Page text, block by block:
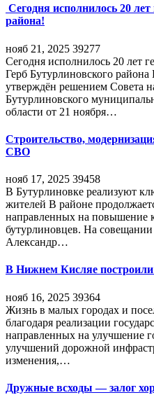
Сегодня исполнилось 20
района!
нояб 21, 2025 39277
Сегодня исполнилось 20 лет
Герб Бутурлиновского
утверждён решением Совета
Бутурлиновского
области от 21 ноября…
Строительство,
СВО
нояб 17, 2025 39458
В Бутурлиновке реализуют
жителей В районе
направленных на повышение
бутурлиновцев. На
Александр…
В Нижнем Кисляе
нояб 16, 2025 39364
Жизнь в малых городах и
благодаря реализации
направленных на улучшение
улучшений дорожной
изменения,…
Дружные всходы — залог